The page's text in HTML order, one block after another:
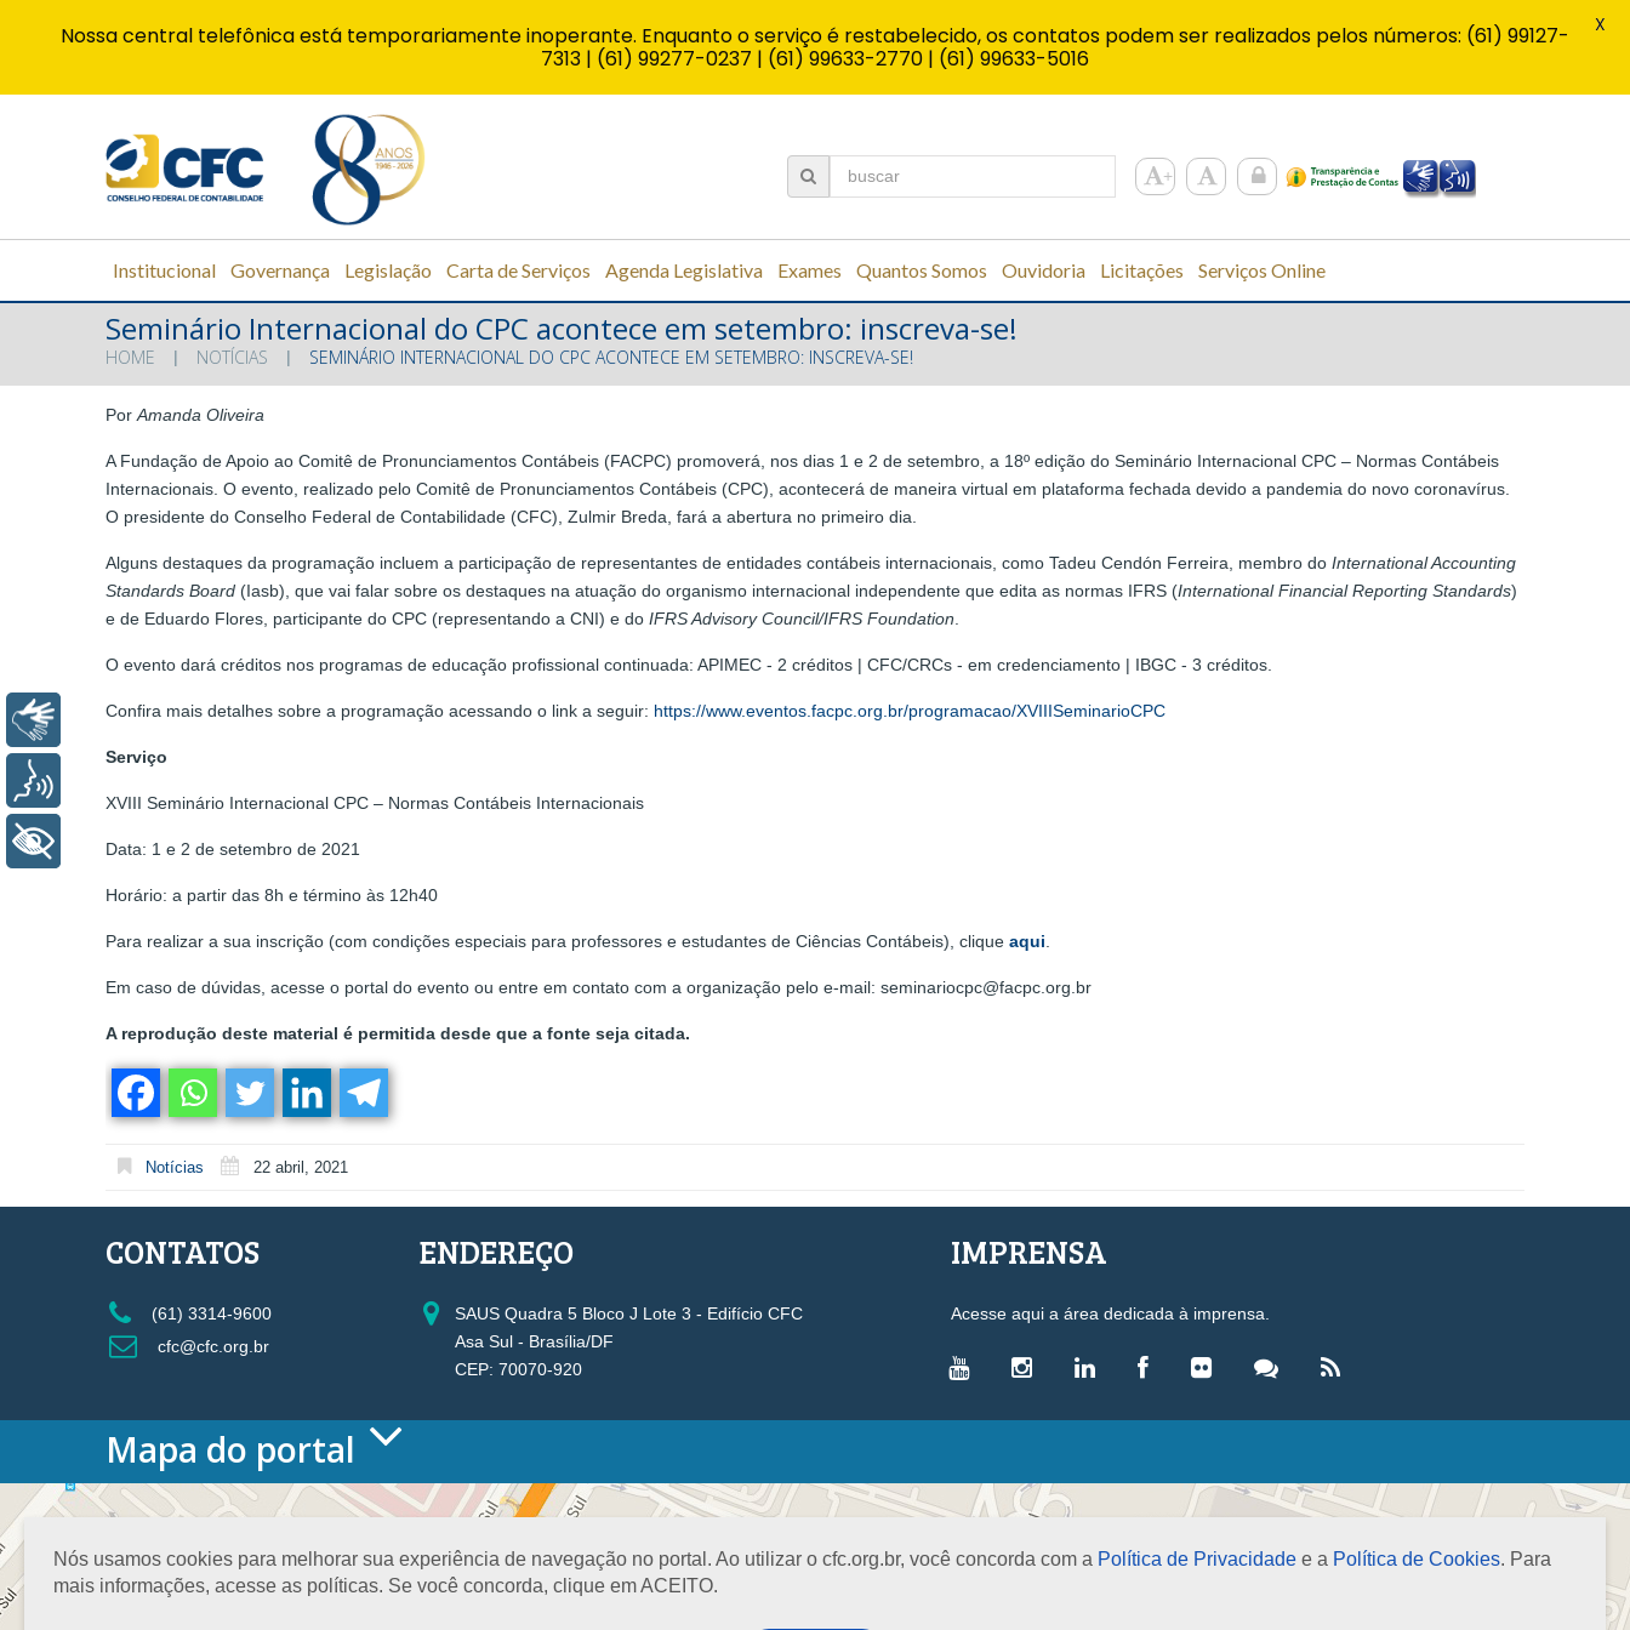
Institucional Governança Legislação Carta de Serviços Agenda Legislativa Exames Quantos Somos Ouvidoria Licitações Serviços Online
Seminário Internacional do CPC acontece em setembro: inscreva-se!
HOME NOTÍCIAS SEMINÁRIO INTERNACIONAL DO CPC ACONTECE EM SETEMBRO: INSCREVA-SE!
PorAmanda Oliveira
A Fundação de Apoio ao Comitê de Pronunciamentos Contábeis (FACPC) promoverá, nos dias 1 e 2 de setembro, a 18º edição do Seminário Internacional CPC – Normas Contábeis
Internacionais. O evento, realizado pelo Comitê de Pronunciamentos Contábeis (CPC), acontecerá de maneira virtual em plataforma fechada devido a pandemia do novo coronavírus.
O presidente do Conselho Federal de Contabilidade (CFC), Zulmir Breda, fará a abertura no primeiro dia.
Alguns destaques da programação incluem a participação de representantes de entidades contábeis internacionais, como Tadeu Cendón Ferreira, membro do International Accounting
Standards Board (Iasb), que vai falar sobre os destaques na atuação do organismo internacional independente que edita as normas IFRS (International Financial Reporting Standards)
e de Eduardo Flores, participante do CPC (representando a CNI) e do IFRS Advisory Council/IFRS Foundation.
O evento dará créditos nos programas de educação profissional continuada: APIMEC - 2 créditos | CFC/CRCs - em credenciamento | IBGC - 3 créditos.
Confira mais detalhes sobre a programação acessando o link a seguir: https://www.eventos.facpc.org.br/programacao/XVIIISeminarioCPC
Serviço
XVIII Seminário Internacional CPC – Normas Contábeis Internacionais
Data: 1 e 2 de setembro de 2021
Horário: a partir das 8h e término às 12h40
Para realizar a sua inscrição (com condições especiais para professores e estudantes de Ciências Contábeis), clique aqui.
Em caso de dúvidas, acesse o portal do evento ou entre em contato com a organização pelo e-mail: seminariocpc@facpc.org.br
A reprodução deste material é permitida desde que a fonte seja citada.
Notícias 22 abril, 2021
Nós usamos cookies para melhorar sua experiência de navegação no portal. Ao utilizar o cfc.org.br, você concorda com a Política de Privacidade e a Política de Cookies. Para
mais informações, acesse as políticas. Se você concorda, clique em ACEITO.
CONTATOS
(61) 3314-9600
cfc@cfc.org.br
ENDEREÇO
SAUS Quadra 5 Bloco J Lote 3 - Edifício CFC
Asa Sul - Brasília/DF
CEP: 70070-920
IMPRENSA
Acesse aqui a área dedicada à imprensa.
Mapa do portal
HOME
O CONSELHO
Conselho Diretor
Nossa Sede
Planejamento
VICE-PRESIDÊNCIAS
Administrativa
Controle Interno
Desenvolvimento Profissional
LEGISLAÇÃO
Leis
Decretos-Lei
Nossa central telefônica está temporariamente inoperante. Enquanto o serviço é restabelecido, os contatos podem ser realizados pelos números: (61) 99127-
7313 | (61) 99277-0237 | (61) 99633-2770 | (61) 99633-5016
X
Libras
+ Acessibilidade